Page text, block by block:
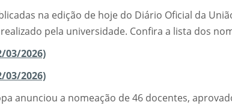
na edição de hoje do Diário Oficial da
pela universidade. Confira a lista dos
03/2026)
03/2026)
anunciou a nomeação de 46 docentes,